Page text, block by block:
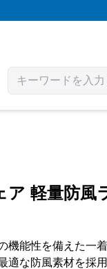
ア 軽量防風
機能性を備えた一
適な防風素材を採